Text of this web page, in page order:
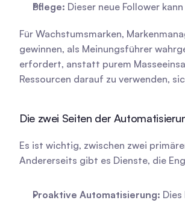
Pflege: Dieser neue Follower
Für Wachstumsmarken,
gewinnen, als Meinungsführer
erfordert, anstatt purem
Ressourcen darauf zu verwenden,
Die zwei Seiten der
Es ist wichtig, zwischen zwei
Andererseits gibt es Dienste, die
Proaktive Automatisierung: